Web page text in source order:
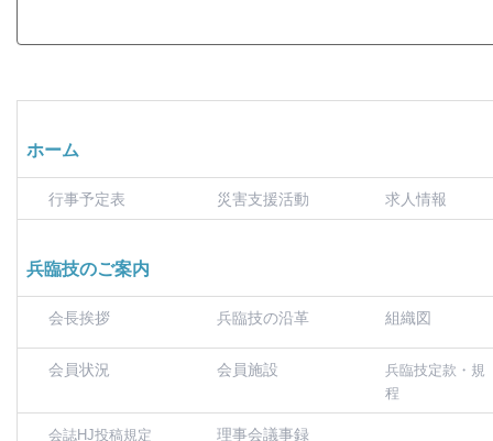
ホーム
行事予定表 災害支援活動 求人情報
兵臨技のご案内
会長挨拶 兵臨技の沿革 組織図
会員状況 会員施設
兵臨技定款・規
程
会誌HJ投稿規定 理事会議事録